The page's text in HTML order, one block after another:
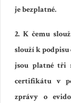
je bezplatné.
2. K čemu
slouží k
jsou platné tři
certifikátu v
zprávy o